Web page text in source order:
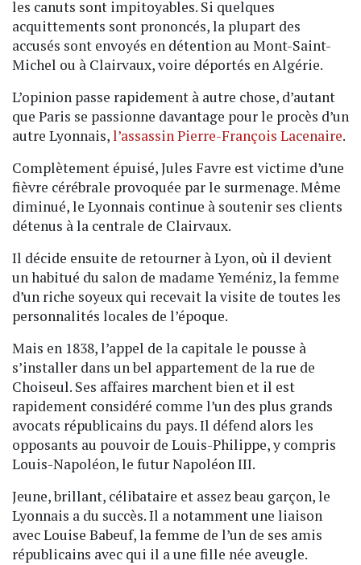
les canuts sont impitoyables. Si quelques
acquittements sont prononcés, la plupart des
accusés sont envoyés en détention au Mont-Saint-
Michel ou à Clairvaux, voire déportés en Algérie.
L’opinion passe rapidement à autre chose, d’autant
que Paris se passionne davantage pour le procès d’un
autre Lyonnais,l’assassin Pierre-François Lacenaire.
Complètement épuisé, Jules Favre est victime d’une
fièvre cérébrale provoquée par le surmenage. Même
diminué, le Lyonnais continue à soutenir ses clients
détenus à la centrale de Clairvaux.
Il décide ensuite de retourner à Lyon, où il devient
un habitué du salon de madame Yeméniz, la femme
d’un riche soyeux qui recevait la visite de toutes les
personnalités locales de l’époque.
Mais en 1838, l’appel de la capitale le pousse à
s’installer dans un bel appartement de la rue de
Choiseul. Ses affaires marchent bien et il est
rapidement considéré comme l’un des plus grands
avocats républicains du pays. Il défend alors les
opposants au pouvoir de Louis-Philippe, y compris
Louis-Napoléon, le futur Napoléon III.
Jeune, brillant, célibataire et assez beau garçon, le
Lyonnais a du succès. Il a notamment une liaison
avec Louise Babeuf, la femme de l’un de ses amis
républicains avec qui il a une fille née aveugle.